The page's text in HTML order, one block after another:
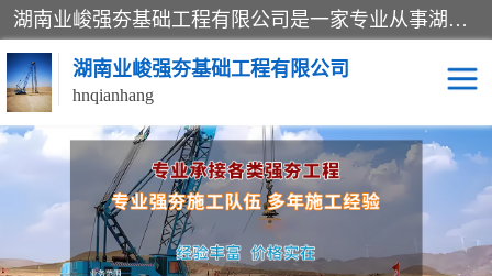
湖南业峻强夯基础工程有限公司是一家专业从事湖南强夯基础工程、强夯机租赁，地基处理的施工单位。业务覆盖：湖南、广东，江西等地。可承接1000KN.m-25000KN.m强夯（置换）工程。公司创始人是国内较早期从事强夯施工的建设者，经过多年的一步一个脚印的发展，在行业内具有较高的度和良好的口碑。
湖南业峻强夯基础工程有限公司
hnqianhang
强夯施工案例 强夯机租赁
强夯施工工程 强夯施工队伍